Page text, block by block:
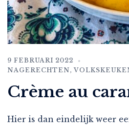
9 FEBRUARI 2022
NAGERECHTEN,
Crème au
Hier is dan eindelijk weer